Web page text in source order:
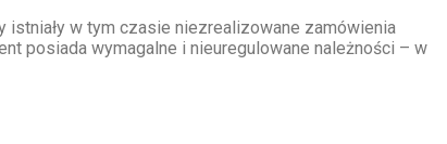
istniały w tym czasie niezrealizowane zamówienia
posiada wymagalne i nieuregulowane należności – w